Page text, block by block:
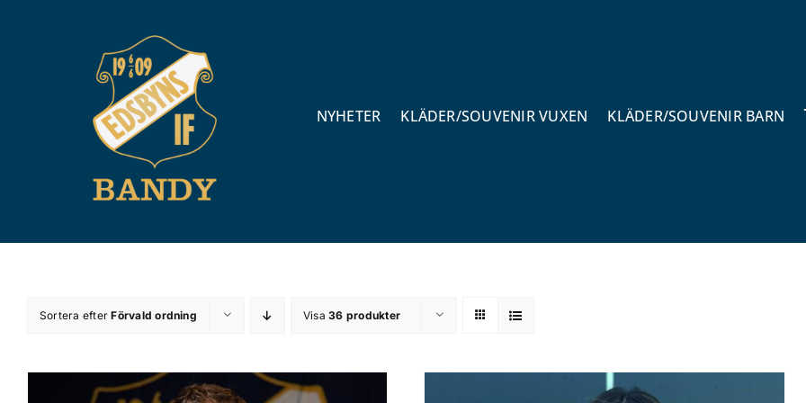
NYHETER KLÄDER/SOUVENIR VUXEN KLÄDER/SOUVENIR BARN
Sortera efterFörvald ordning Visa36 produkter